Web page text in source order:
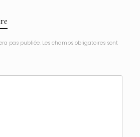
pas publiée. Les champs obligatoires sont